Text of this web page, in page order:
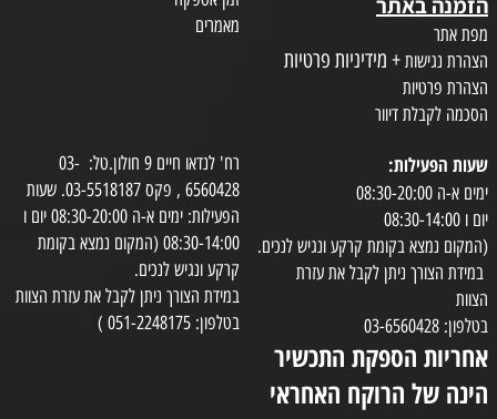
מפת אתר
הצהרת נגישות + מידיניות פרטיות
הצהרת פרטיות
הסכמה לקבלת דיוור
מאמרים
שעות הפעילות:
ימים א-ה 08:30-20:00
יום ו 08:30-14:00
(המקום נמצא בקומת קרקע ונגיש לנכים.
במידת הצורך ניתן לקבל את עזרת
הצוות
בטלפון: 03-6560428
אחריות הספקת התכשיר
הינה של הרוקח האחראי
רח' לנדאו חיים 9 חולון.טל: 03-
6560428 , פקס 03-5518187. שעות
הפעילות: ימים א-ה 08:30-20:00 יום ו
08:30-14:00 (המקום נמצא בקומת
קרקע ונגיש לנכים.
במידת הצורך ניתן לקבל את עזרת הצוות
בטלפון: 051-2248175 )